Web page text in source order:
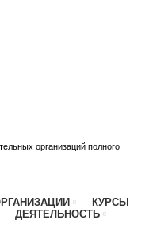
организаций полного
КУРСЫ
ДЕЯТЕЛЬНОСТЬ